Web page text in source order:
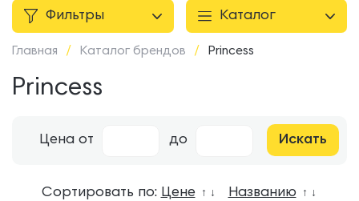
Фильтры Каталог
Главная / Каталог брендов / Princess
Princess
Цена от до
Сортировать по: Цене ↑ ↓ Названию ↑ ↓